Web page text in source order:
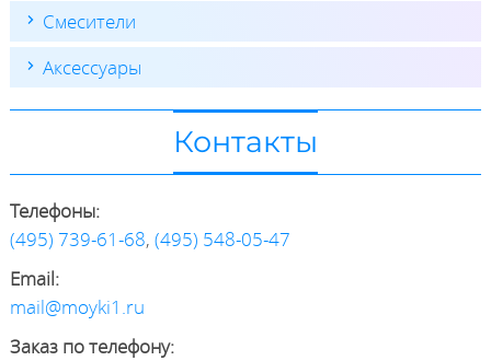
Смесители
Аксессуары
Контакты
Телефоны:
(495) 739-61-68, (495) 548-05-47
Email:
mail@moyki1.ru
Заказ по телефону: